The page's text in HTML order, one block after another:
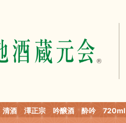
清酒 澤正宗 吟醸酒 酔吟 720ml